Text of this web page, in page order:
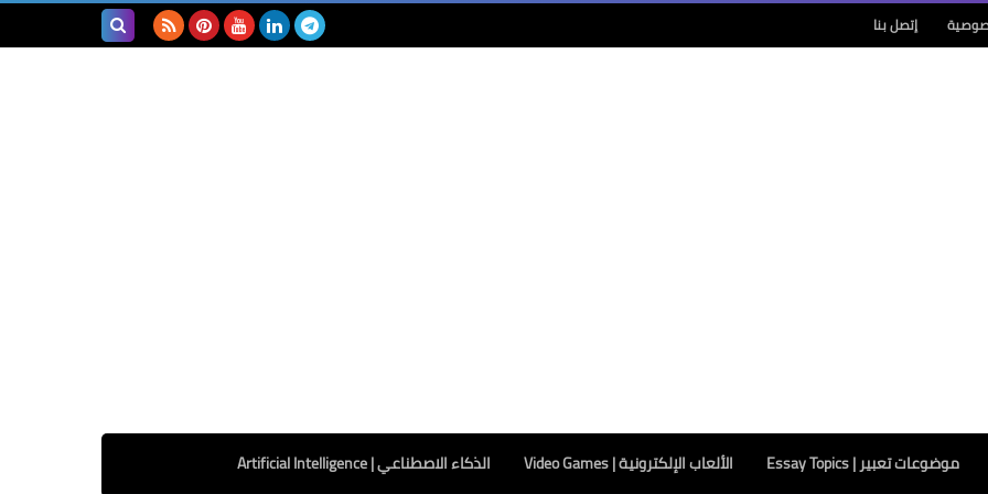
إتصل بنا
موضوعات تعبير | Essay Topics الألعاب الإلكترونية | Video Games الذكاء الاصطناعي | Artificial Intelligence